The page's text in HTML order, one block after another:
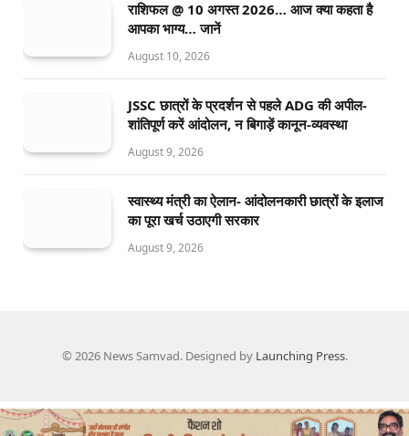
राशिफल @ 10 अगस्त 2026… आज क्या कहता है
आपका भाग्य… जानें
August 10, 2026
JSSC छात्रों के प्रदर्शन से पहले ADG की अपील-
शांतिपूर्ण करें आंदोलन, न बिगाड़ें कानून-व्यवस्था
August 9, 2026
स्वास्थ्य मंत्री का ऐलान- आंदोलनकारी छात्रों के इलाज
का पूरा खर्च उठाएगी सरकार
August 9, 2026
© 2026 News Samvad. Designed by Launching Press.